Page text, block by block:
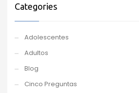
Categories
Adolescentes
Adultos
Blog
Cinco Preguntas